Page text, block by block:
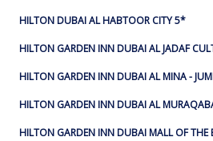
HILTON DUBAI AL HABTOOR CITY 5*
HILTON GARDEN INN DUBAI AL JADAF
HILTON GARDEN INN DUBAI AL MINA -
HILTON GARDEN INN DUBAI AL
HILTON GARDEN INN DUBAI MALL OF THE